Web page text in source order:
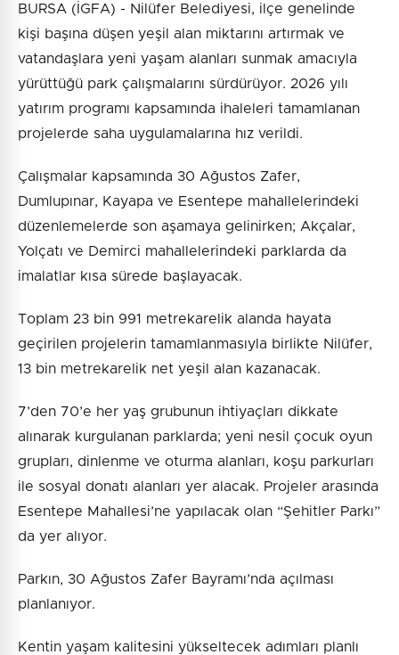
BURSA (İGFA) - Nilüfer Belediyesi, ilçe genelinde
kişi başına düşen yeşil alan miktarını artırmak ve
vatandaşlara yeni yaşam alanları sunmak amacıyla
yürüttüğü park çalışmalarını sürdürüyor. 2026 yılı
yatırım programı kapsamında ihaleleri tamamlanan
projelerde saha uygulamalarına hız verildi.
Çalışmalar kapsamında 30 Ağustos Zafer,
Dumlupınar, Kayapa ve Esentepe mahallelerindeki
düzenlemelerde son aşamaya gelinirken; Akçalar,
Yolçatı ve Demirci mahallelerindeki parklarda da
imalatlar kısa sürede başlayacak.
Toplam 23 bin 991 metrekarelik alanda hayata
geçirilen projelerin tamamlanmasıyla birlikte Nilüfer,
13 bin metrekarelik net yeşil alan kazanacak.
7’den 70’e her yaş grubunun ihtiyaçları dikkate
alınarak kurgulanan parklarda; yeni nesil çocuk oyun
grupları, dinlenme ve oturma alanları, koşu parkurları
ile sosyal donatı alanları yer alacak. Projeler arasında
Esentepe Mahallesi’ne yapılacak olan “Şehitler Parkı”
da yer alıyor.
Parkın, 30 Ağustos Zafer Bayramı’nda açılması
planlanıyor.
Kentin yaşam kalitesini yükseltecek adımları planlı